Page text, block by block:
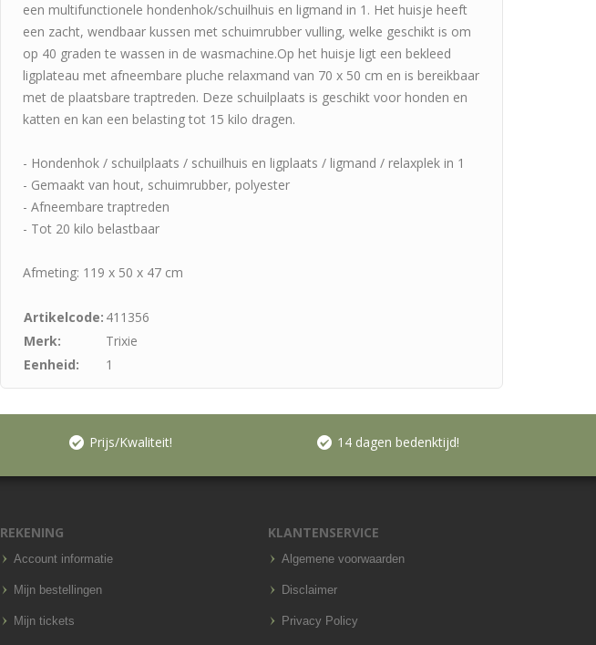
een multifunctionele hondenhok/schuilhuis en ligmand in 1. Het huisje heeft
een zacht, wendbaar kussen met schuimrubber vulling, welke geschikt is om
op 40 graden te wassen in de wasmachine.Op het huisje ligt een bekleed
ligplateau met afneembare pluche relaxmand van 70 x 50 cm en is bereikbaar
met de plaatsbare traptreden. Deze schuilplaats is geschikt voor honden en
katten en kan een belasting tot 15 kilo dragen.
- Hondenhok / schuilplaats / schuilhuis en ligplaats / ligmand / relaxplek in 1
- Gemaakt van hout, schuimrubber, polyester
- Afneembare traptreden
- Tot 20 kilo belastbaar
Afmeting: 119 x 50 x 47 cm
Artikelcode: 411356
Merk:
Trixie
Eenheid:
1
Prijs/Kwaliteit! 14 dagen bedenktijd!
REKENING
Account informatie
Mijn bestellingen
Mijn tickets
KLANTENSERVICE
Algemene voorwaarden
Disclaimer
Privacy Policy